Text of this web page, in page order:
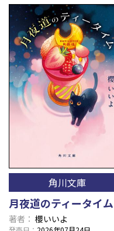
角川文庫
月夜道のティータイム
著者 櫻いいよ